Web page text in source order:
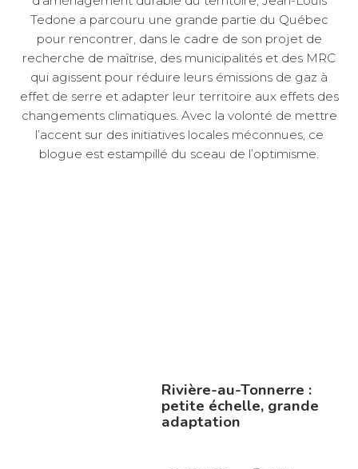
Tedone a parcouru une grande partie du Québec
pour rencontrer, dans le cadre de son projet de
recherche de maîtrise, des municipalités et des MRC
qui agissent pour réduire leurs émissions de gaz à
effet de serre et adapter leur territoire aux effets des
changements climatiques. Avec la volonté de mettre
l’accent sur des initiatives locales méconnues, ce
blogue est estampillé du sceau de l’optimisme.
Rivière-au-Tonnerre :
petite échelle, grande
adaptation